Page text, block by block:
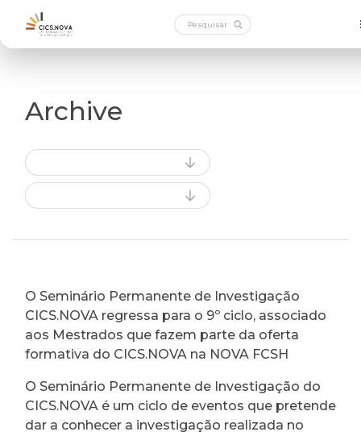
Archive
O Seminário Permanente de Investigação
CICS.NOVA regressa para o 9º ciclo, associado
aos Mestrados que fazem parte da oferta
formativa do CICS.NOVA na NOVA FCSH
O Seminário Permanente de Investigação do
CICS.NOVA é um ciclo de eventos que pretende
dar a conhecer a investigação realizada no